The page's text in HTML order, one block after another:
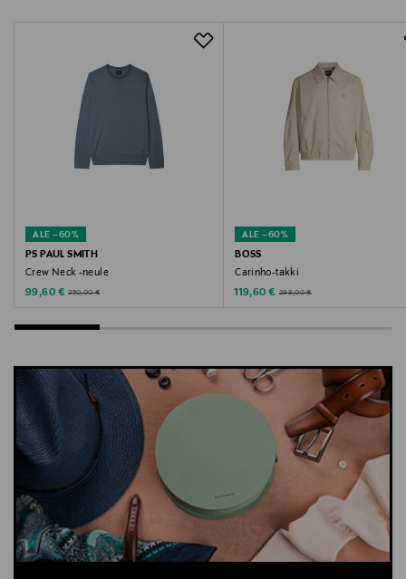
HUGO, takki, kevyt takki, bomber-takki, miesten
ALE –60%
PS PAUL SMITH
Crew Neck -neule
Discounted Price
99,60 € Original Price
250,00 €
ALE –60%
BOSS
Carinho-takki
Discounted Price
119,60 € Original Price
299,00 €